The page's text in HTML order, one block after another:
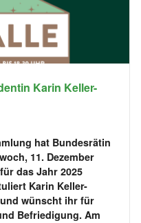
Karin Keller-
hat Bundesrätin
11. Dezember
das Jahr 2025
Karin Keller-
wünscht ihr für
Befriedigung. Am